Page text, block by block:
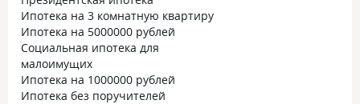
Ипотека на 3 комнатную квартиру
Ипотека на 5000000 рублей
Социальная ипотека для
малоимущих
Ипотека на 1000000 рублей
Ипотека без поручителей